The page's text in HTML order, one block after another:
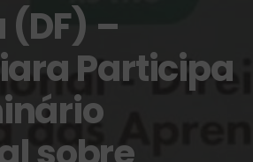
–
Participa